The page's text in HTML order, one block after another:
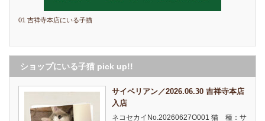
01 吉祥寺本店にいる子猫
ショップにいる子猫 pick up!!
サイベリアン／2026.06.30 吉祥寺本店
入店
ネコセカイNo.20260627O001 猫 種：サ